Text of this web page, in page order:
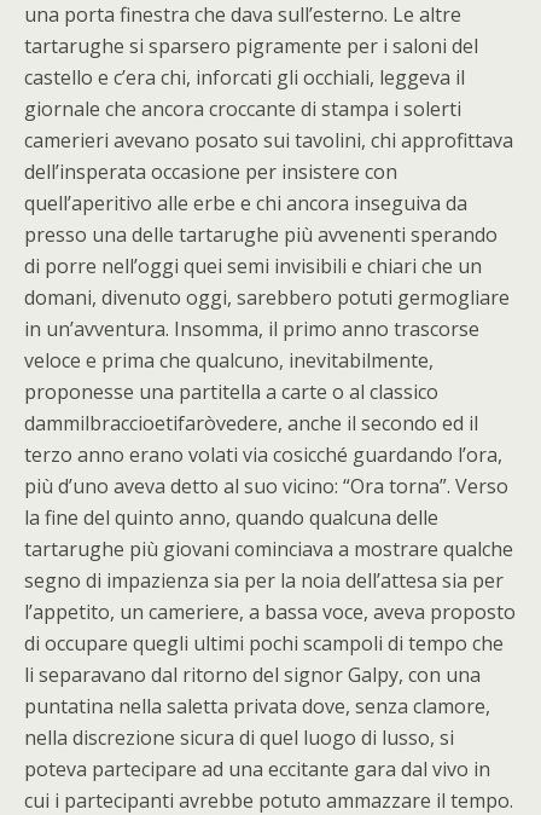
una porta finestra che dava sull’esterno. Le altre
tartarughe si sparsero pigramente per i saloni del
castello e c’era chi, inforcati gli occhiali, leggeva il
giornale che ancora croccante di stampa i solerti
camerieri avevano posato sui tavolini, chi approfittava
dell’insperata occasione per insistere con
quell’aperitivo alle erbe e chi ancora inseguiva da
presso una delle tartarughe più avvenenti sperando
di porre nell’oggi quei semi invisibili e chiari che un
domani, divenuto oggi, sarebbero potuti germogliare
in un’avventura. Insomma, il primo anno trascorse
veloce e prima che qualcuno, inevitabilmente,
proponesse una partitella a carte o al classico
dammilbraccioetifaròvedere, anche il secondo ed il
terzo anno erano volati via cosicché guardando l’ora,
più d’uno aveva detto al suo vicino: “Ora torna”. Verso
la fine del quinto anno, quando qualcuna delle
tartarughe più giovani cominciava a mostrare qualche
segno di impazienza sia per la noia dell’attesa sia per
l’appetito, un cameriere, a bassa voce, aveva proposto
di occupare quegli ultimi pochi scampoli di tempo che
li separavano dal ritorno del signor Galpy, con una
puntatina nella saletta privata dove, senza clamore,
nella discrezione sicura di quel luogo di lusso, si
poteva partecipare ad una eccitante gara dal vivo in
cui i partecipanti avrebbe potuto ammazzare il tempo.